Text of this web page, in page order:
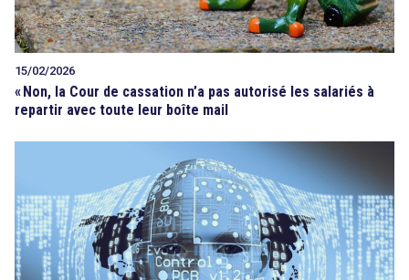
15/02/2026
« Non, la Cour de cassation n’a pas autorisé les salariés à
repartir avec toute leur boîte mail